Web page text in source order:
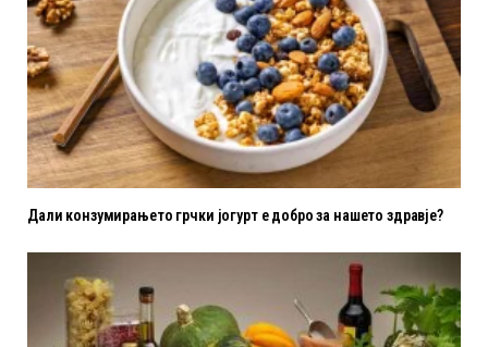
Дали конзумирањето грчки јогурт е добро за нашето здравје?